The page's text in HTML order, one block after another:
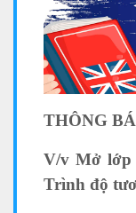
THÔNG
V/v Mở lớp
Trình độ